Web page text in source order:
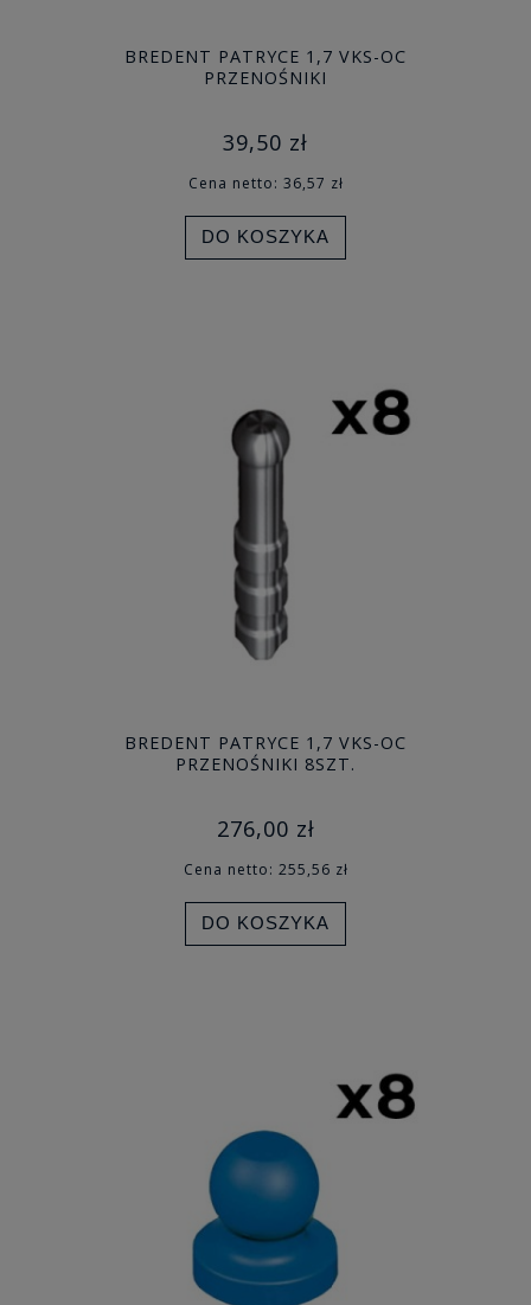
BREDENT PATRYCE 1,7 VKS-OC
PRZENOŚNIKI
39,50 zł
Cena netto: 36,57 zł
DO KOSZYKA
BREDENT PATRYCE 1,7 VKS-OC
PRZENOŚNIKI 8SZT.
276,00 zł
Cena netto: 255,56 zł
DO KOSZYKA